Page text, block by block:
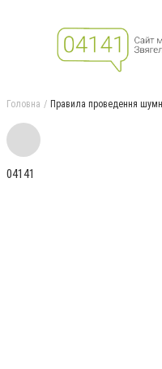
Головна Правила проведення
04141